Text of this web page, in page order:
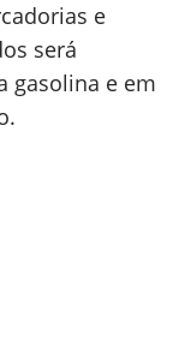
e
será
gasolina e em